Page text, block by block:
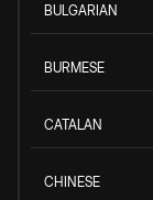
BULGARIAN
BURMESE
CATALAN
CHINESE